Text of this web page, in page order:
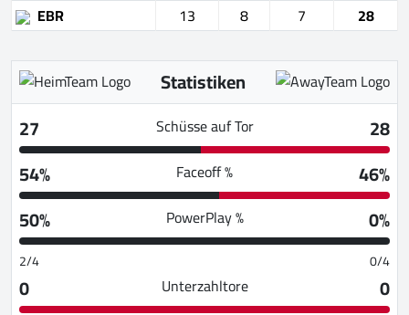
EBR
13 8 7 28
Statistiken
27
Schüsse auf Tor
28
54%
Faceoff %
46%
50%
PowerPlay % 0%
2/4 0/4
0 Unterzahltore
0